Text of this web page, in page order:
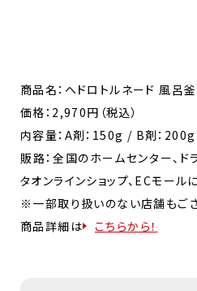
商品名：ヘドロトルネード 風呂
価格：2,970円（税込）
内容量：A剤：150g / B剤：200g
販路：全国のホームセンター、ド
タオンラインショップ、ECモール
※一部取り扱いのない店舗もご
商品詳細は
こちらから！